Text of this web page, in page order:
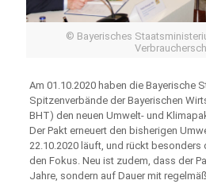
© Bayerisches
Am 01.10.2020 haben die Bayerische
Spitzenverbände der Bayerischen
BHT) den neuen Umwelt- und
Der Pakt erneuert den bisherigen
22.10.2020 läuft, und rückt besonders
den Fokus. Neu ist zudem, dass der
Jahre, sondern auf Dauer mit